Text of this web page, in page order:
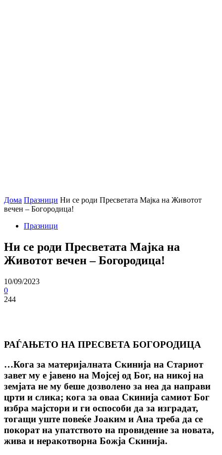
Дома Празници Ни се роди Пресветата Мајка на Животот
вечен – Богородица!
Празници
Ни се роди Пресветата Мајка на
Животот вечен – Богородица!
10/09/2023
0
244
РАЃАЊЕТО НА ПРЕСВЕТА БОГОРОДИЦА
…Кога за материјалната Скинија на Стариот
завет му е јавено на Мојсеј од Бог, на никој на
земјата не му беше дозволено за неа да направи
црти и слика; кога за оваа Скинија самиот Бог
избра мајстори и ги оспособи да за изградат,
тогащи уште повеќе Јоаким и Ана треба да се
покорат на упатството на провидение за новата,
жива и неракотворна Божја Скинија.